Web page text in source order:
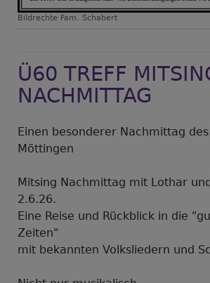
Bildrechte Fam. Schabert
Ü60 TREFF
NACHMITTAG
Einen besonderer Nachmittag
Möttingen
Mitsing Nachmittag mit Lothar
2.6.26.
Eine Reise und Rückblick in die
Zeiten"
mit bekannten Volksliedern und